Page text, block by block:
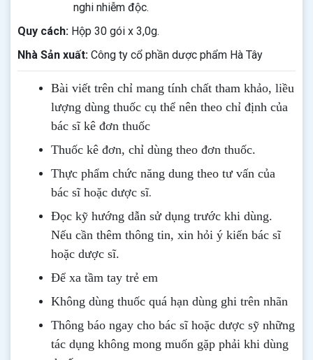
nghi nhiễm độc.
Quy cách: Hộp 30 gói x 3,0g.
Nhà Sản xuất: Công ty cổ phần dược phẩm Hà Tây
Bài viết trên chỉ mang tính chất tham khảo, liều
lượng dùng thuốc cụ thể nên theo chỉ định của
bác sĩ kê đơn thuốc
Thuốc kê đơn, chỉ dùng theo đơn thuốc.
Thực phẩm chức năng dung theo tư vấn của
bác sĩ hoặc dược sĩ.
Đọc kỹ hướng dẫn sử dụng trước khi dùng.
Nếu cần thêm thông tin, xin hỏi ý kiến bác sĩ
hoặc dược sĩ.
Để xa tầm tay trẻ em
Không dùng thuốc quá hạn dùng ghi trên nhãn
Thông báo ngay cho bác sĩ hoặc dược sỹ những
tác dụng không mong muốn gặp phải khi dùng